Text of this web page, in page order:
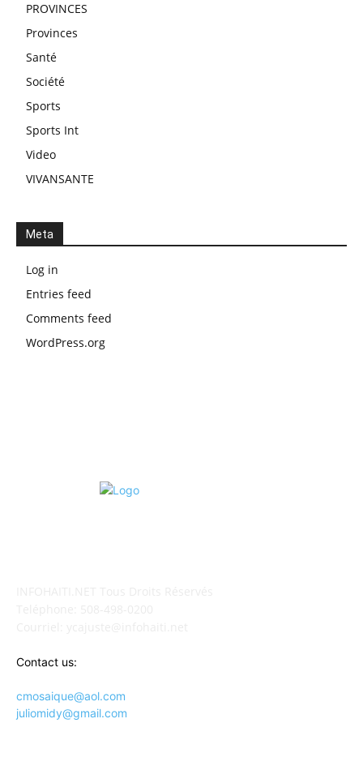
PROVINCES
Provinces
Santé
Société
Sports
Sports Int
Video
VIVANSANTE
Meta
Log in
Entries feed
Comments feed
WordPress.org
Contact us:
cmosaique@aol.com
juliomidy@gmail.com